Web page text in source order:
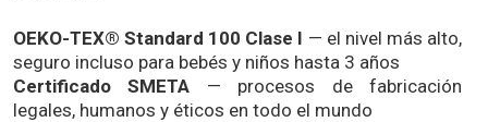
OEKO-TEX® Standard 100 Clase I — el nivel más alto,
seguro incluso para bebés y niños hasta 3 años
Certificado SMETA — procesos de fabricación
legales, humanos y éticos en todo el mundo